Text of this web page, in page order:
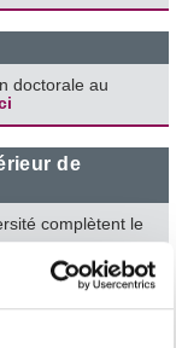
doctorale au
de
complètent le
661,cliquer ici
au sein de la